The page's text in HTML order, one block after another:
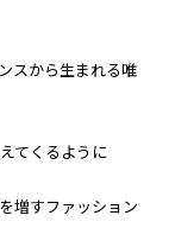
スから生まれる唯
てくるように
増すファッション